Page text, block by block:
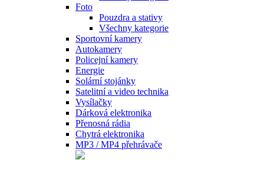
Foto
Pouzdra a stativy
Všechny kategorie
Sportovní kamery
Autokamery
Policejní kamery
Energie
Solární stojánky
Satelitní a video technika
Vysílačky
Dárková elektronika
Přenosná rádia
Chytrá elektronika
MP3 / MP4 přehrávače